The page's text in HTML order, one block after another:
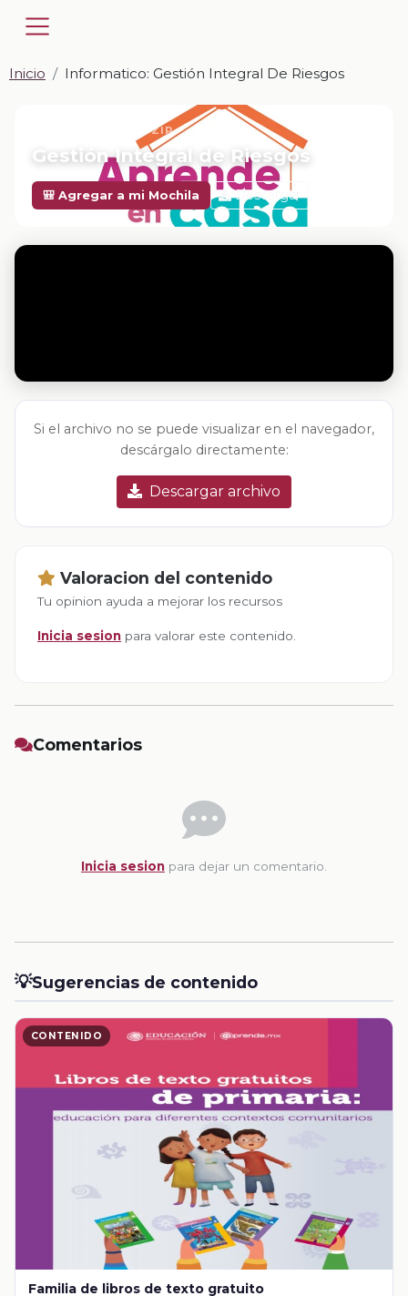
Inicio Informatico: Gestión Integral De Riesgos
📎 INFORMATICO · ZIP
Gestión Integral de Riesgos
🎒 Agregar a mi Mochila Descargar
Si el archivo no se puede visualizar en el navegador,
descárgalo directamente:
Descargar archivo
Valoracion del contenido
Tu opinion ayuda a mejorar los recursos
Inicia sesion para valorar este contenido.
Comentarios
Inicia sesion para dejar un comentario.
💡Sugerencias de contenido
CONTENIDO
Familia de libros de texto gratuito